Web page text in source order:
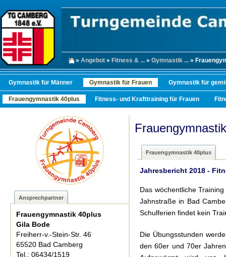
» Angebot » Fitness & ... » Gymnastik ... »
Gymnastik für Männer Gymnastik für Frauen Gymnastik für
Frauengymnastik 40plus Fitness- und Krafttraining für Frauen
Ansprechpartner
Frauengymnastik 40plus
Gila Bode
Freiherr-v.-Stein-Str. 46
65520 Bad Camberg
Tel.: 06434/1519
Frauengymnastik 40plus
Jahresbericht 2018 -
Das wöchentliche
Jahnstraße in Bad
Schulferien findet kein
Die Übungsstunden
den 60er und 70er